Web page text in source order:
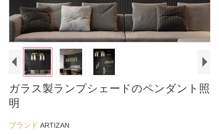
ガラス製ランプシェードのペンダント照
明
ブランド ARTIZAN